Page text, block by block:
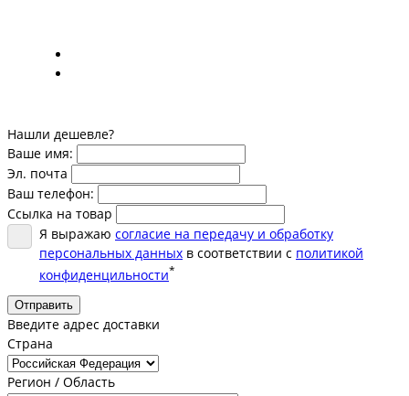
Нашли дешевле?
Ваше имя:
Эл. почта
Ваш телефон:
Ссылка на товар
Я выражаю согласие на передачу и обработку
персональных данных в соответствии с политикой
конфиденцильности*
Отправить
Введите адрес доставки
Страна
Регион / Область